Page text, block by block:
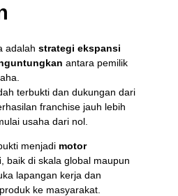
adalah strategi ekspansi
antara pemilik
terbukti dan dukungan dari
franchise jauh lebih
usaha dari nol.
menjadi motor
, baik di skala global maupun
lapangan kerja dan
ke masyarakat.